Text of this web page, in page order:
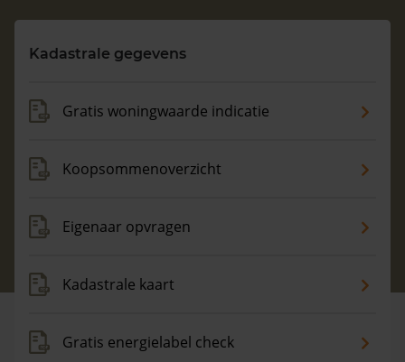
Maandag t/m vrijdag - 08:00 -18:00
Kadastrale gegevens
Gratis woningwaarde indicatie
Koopsommenoverzicht
Eigenaar opvragen
Kadastrale kaart
Gratis energielabel check